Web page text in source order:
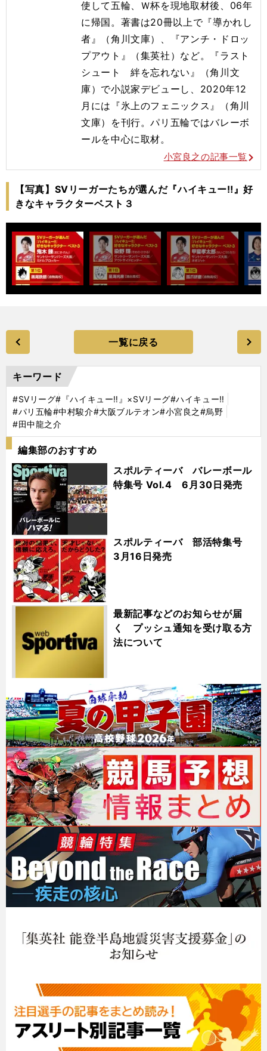
使して五輪、Ｗ杯を現地取材後、06年
に帰国。著書は20冊以上で『導かれし
者』（角川文庫）、『アンチ・ドロッ
プアウト』（集英社）など。『ラスト
シュート 絆を忘れない』（角川文
庫）で小説家デビューし、2020年12
月には『氷上のフェニックス』（角川
文庫）を刊行。パリ五輪ではバレーボ
ールを中心に取材。
小宮良之の記事一覧
【写真】SVリーガーたちが選んだ『ハイキュー‼』好
きなキャラクターベスト３
一覧に戻る
キーワード
#SVリーグ#『ハイキュー‼』×SVリーグ#ハイキュー‼
#パリ五輪#中村駿介#大阪ブルテオン#小宮良之#烏野
#田中龍之介
編集部のおすすめ
スポルティーバ バレーボール
特集号 Vol.4 6月30日発売
スポルティーバ 部活特集号
3月16日発売
最新記事などのお知らせが届
く プッシュ通知を受け取る方
法について